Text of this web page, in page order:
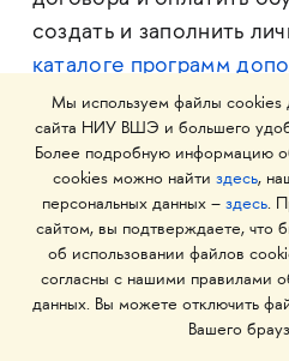
создать и заполнить
каталоге программ
образования НИУ ВШЭ.
поделится пошаговой
поможет
Есть ли скидки?
Мы используем файлы cookies
сайта НИУ ВШЭ и большего
Более подробную информацию
cookies можно найти здесь,
персональных данных – здесь.
сайтом, вы подтверждаете, что
об использовании файлов
согласны с нашими правилами
данных. Вы можете отключить
Вашего